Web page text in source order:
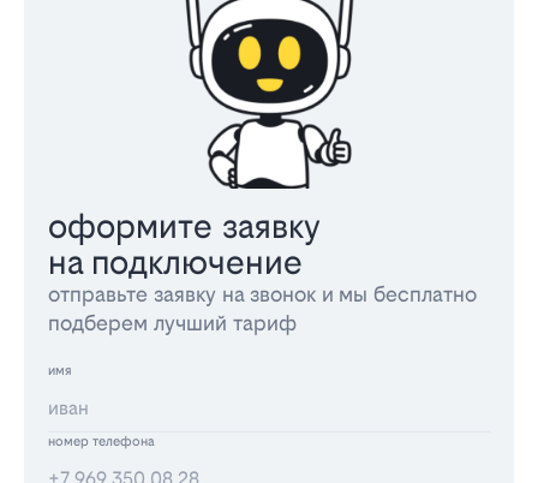
оформите заявку
на подключение
отправьте заявку на звонок и мы бесплатно
подберем лучший тариф
имя
номер телефона